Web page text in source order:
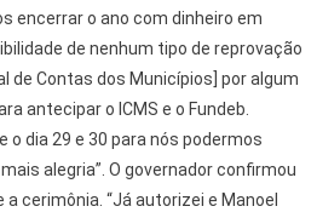
encerrar o ano com dinheiro em
de nenhum tipo de reprovação
de Contas dos Municípios] por algum
antecipar o ICMS e o Fundeb.
o dia 29 e 30 para nós podermos
alegria”. O governador confirmou
cerimônia. “Já autorizei e Manoel